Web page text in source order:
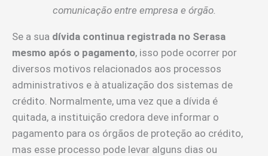
comunicação entre empresa e órgão.
Se a sua dívida continua registrada no Serasa
mesmo após o pagamento, isso pode ocorrer por
diversos motivos relacionados aos processos
administrativos e à atualização dos sistemas de
crédito. Normalmente, uma vez que a dívida é
quitada, a instituição credora deve informar o
pagamento para os órgãos de proteção ao crédito,
mas esse processo pode levar alguns dias ou